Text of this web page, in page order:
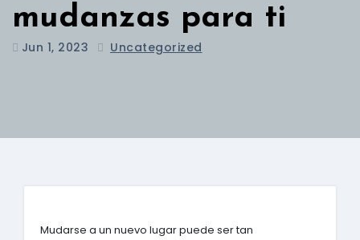
mudanzas para ti
Jun 1, 2023 Uncategorized
Mudarse a un nuevo lugar puede ser tan